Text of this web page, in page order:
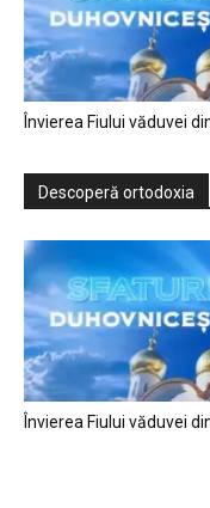
Învierea Fiului văduvei
Descoperă ortodoxia
Învierea Fiului văduvei